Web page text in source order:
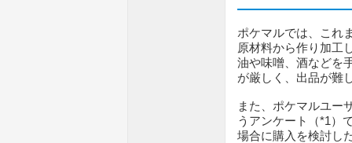
ポケマルでは、これ
原材料から作り加工
油や味噌、酒などを
が厳しく、出品が難
また、ポケマルユー
うアンケート（*1）
場合に購入を検討し